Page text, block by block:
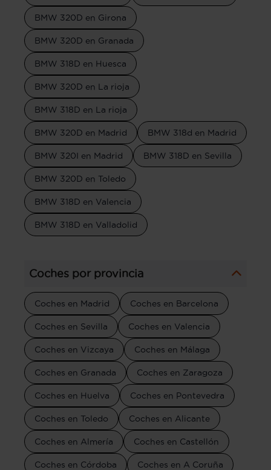
BMW 320D en Girona
BMW 320D en Granada
BMW 318D en Huesca
BMW 320D en La rioja
BMW 318D en La rioja
BMW 320D en Madrid BMW 318d en Madrid
BMW 320I en Madrid BMW 318D en Sevilla
BMW 320D en Toledo
BMW 318D en Valencia
BMW 318D en Valladolid
Coches por provincia
Coches en Madrid Coches en Barcelona
Coches en Sevilla Coches en Valencia
Coches en Vizcaya Coches en Málaga
Coches en Granada Coches en Zaragoza
Coches en Huelva Coches en Pontevedra
Coches en Toledo Coches en Alicante
Coches en Almería Coches en Castellón
Coches en Córdoba Coches en A Coruña